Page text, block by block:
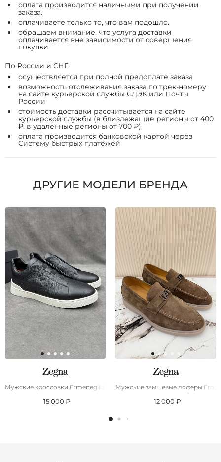
оплата производится наличными при получении
заказа.
оплачиваете только то, что вам подошло.
обращаем внимание, что услуга доставки
оплачивается вне зависимости от совершения
покупки.
По России и СНГ:
осуществляется при полной предоплате заказа
возможность отслеживания заказа по трек-номеру
на сайте курьерской службы СДЭК или Почты
России
стоимость доставки рассчитывается на сайте
курьерской службы (в близлежащие регионы от 400
₽, в удалённые регионы от 700 ₽)
оплата производится банковской картой через
Систему быстрых платежей
ДРУГИЕ МОДЕЛИ БРЕНДА
Мужские кроссовки Ermenegildo Zegna Triple Stitch - Black / White
15 000 ₽
Мужские замшевые лоферы
12 000 ₽